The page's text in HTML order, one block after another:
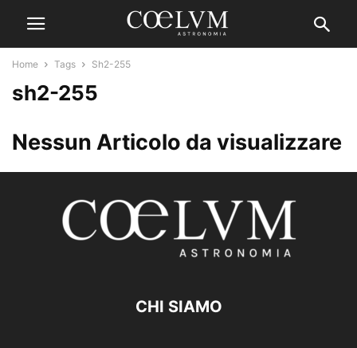
Home Tags Sh2-255
sh2-255
Nessun Articolo da visualizzare
CHI SIAMO